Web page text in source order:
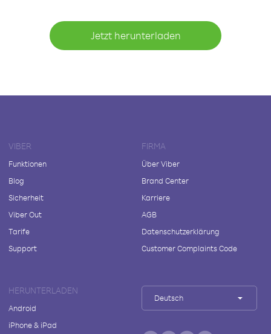
Jetzt herunterladen
VIBER
Funktionen
Blog
Sicherheit
Viber Out
Tarife
Support
FIRMA
Über Viber
Brand Center
Karriere
AGB
Datenschutzerklärung
Customer Complaints Code
HERUNTERLADEN
Android
iPhone & iPad
Deutsch